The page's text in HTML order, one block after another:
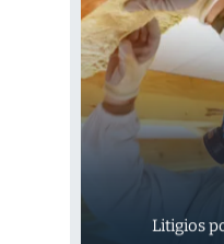
Litigios